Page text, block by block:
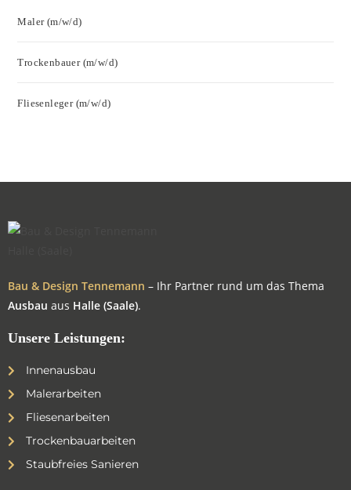
Maler (m/w/d)
Trockenbauer (m/w/d)
Fliesenleger (m/w/d)
Bau & Design Tennemann – Ihr Partner rund um das Thema
Ausbau aus Halle (Saale).
Unsere Leistungen:
Innenausbau
Malerarbeiten
Fliesenarbeiten
Trockenbauarbeiten
Staubfreies Sanieren